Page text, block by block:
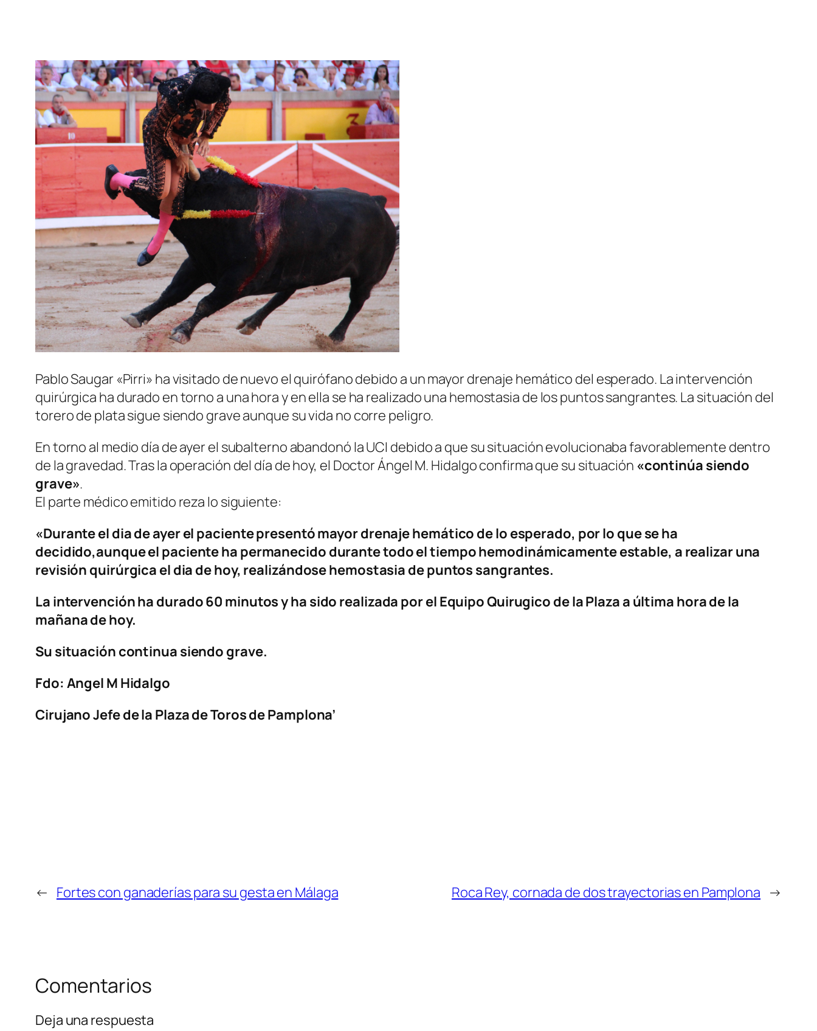
Pablo Saugar «Pirri» ha visitado de nuevo el quirófano debido a un mayor drenaje hemático del esperado. La intervención
quirúrgica ha durado en torno a una hora y en ella se ha realizado una hemostasia de los puntos sangrantes. La situación del
torero de plata sigue siendo grave aunque su vida no corre peligro.
En torno al medio día de ayer el subalterno abandonó la UCI debido a que su situación evolucionaba favorablemente dentro
de la gravedad. Tras la operación del día de hoy, el Doctor Ángel M. Hidalgo confirma que su situación «continúa siendo
grave».
El parte médico emitido reza lo siguiente:
«Durante el dia de ayer el paciente presentó mayor drenaje hemático de lo esperado, por lo que se ha
decidido,aunque el paciente ha permanecido durante todo el tiempo hemodinámicamente estable, a realizar una
revisión quirúrgica el dia de hoy, realizándose hemostasia de puntos sangrantes.
La intervención ha durado 60 minutos y ha sido realizada por el Equipo Quirugico de la Plaza a última hora de la
mañana de hoy.
Su situación continua siendo grave.
Fdo: Angel M Hidalgo
Cirujano Jefe de la Plaza de Toros de Pamplona’
← Fortes con ganaderías para su gesta en Málaga Roca Rey, cornada de dos trayectorias en Pamplona →
Comentarios
Deja una respuesta